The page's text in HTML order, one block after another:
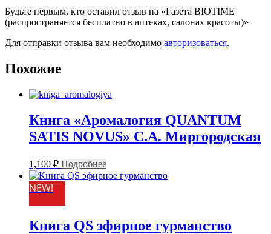
Будьте первым, кто оставил отзыв на «Газета BIOTIME
(распространяется бесплатно в аптеках, салонах красоты)»
Для отправки отзыва вам необходимо авторизоваться.
Похожие
Книга «Аромалогия QUANTUM
SATIS NOVUS» С.А. Миргородская
1,100 ₽ Подробнее
NEW!
Книга QS эфирное гурманство